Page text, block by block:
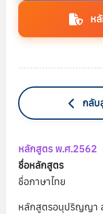
ห
กลั
หลักสูตร พ.ศ.2562
ชื่อหลักสูตร
ชื่อภาษาไทย
หลักสูตรอนุปริญญา